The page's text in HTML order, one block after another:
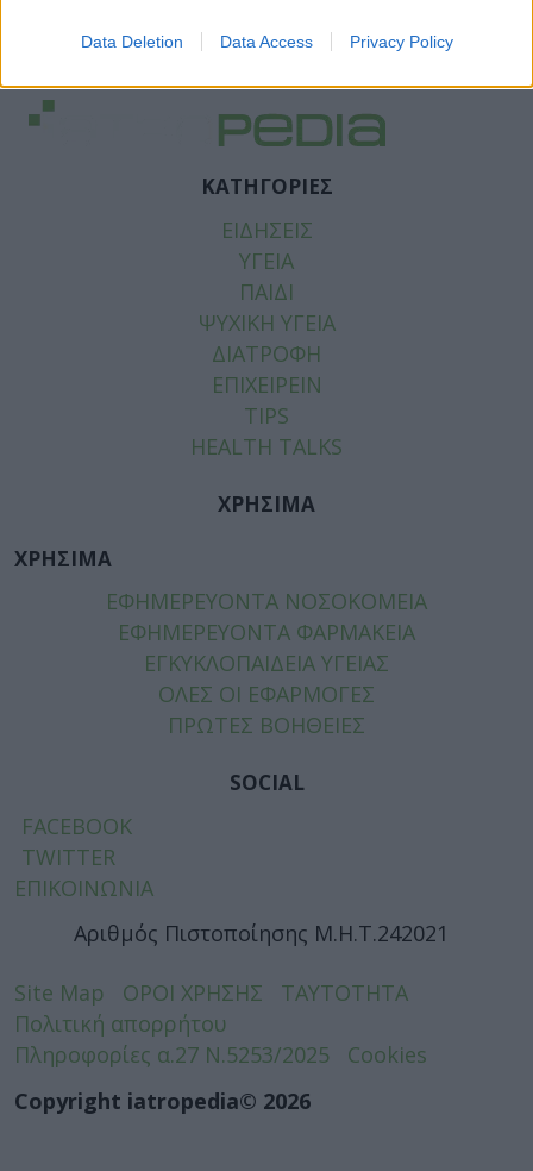
Data Deletion Data Access Privacy Policy
ΚΑΤΗΓΟΡΙΕΣ
ΕΙΔΗΣΕΙΣ
ΥΓΕΙΑ
ΠΑΙΔΙ
ΨΥΧΙΚΗ ΥΓΕΙΑ
ΔΙΑΤΡΟΦΗ
ΕΠΙΧΕΙΡΕΙΝ
TIPS
HEALTH TALKS
ΧΡΗΣΙΜΑ
ΧΡΗΣΙΜΑ
ΕΦΗΜΕΡΕΥΟΝΤΑ ΝΟΣΟΚΟΜΕΙΑ
ΕΦΗΜΕΡΕΥΟΝΤΑ ΦΑΡΜΑΚΕΙΑ
ΕΓΚΥΚΛΟΠΑΙΔΕΙΑ ΥΓΕΙΑΣ
ΟΛΕΣ ΟΙ ΕΦΑΡΜΟΓΕΣ
ΠΡΩΤΕΣ ΒΟΗΘΕΙΕΣ
SOCIAL
FACEBOOK
TWITTER
ΕΠΙΚΟΙΝΩΝΙΑ
Αριθμός Πιστοποίησης Μ.Η.Τ.242021
Site Map ΟΡΟΙ ΧΡΗΣΗΣ
ΤΑΥΤΟΤΗΤΑ
Πολιτική απορρήτου
Πληροφορίες α.27 Ν.5253/2025
Cookies
Copyright iatropedia© 2026